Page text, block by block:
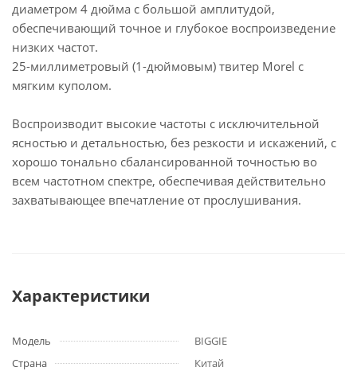
диаметром 4 дюйма с большой амплитудой,
обеспечивающий точное и глубокое воспроизведение
низких частот.
25-миллиметровый (1-дюймовым) твитер Morel с
мягким куполом.
Воспроизводит высокие частоты с исключительной
ясностью и детальностью, без резкости и искажений, с
хорошо тонально сбалансированной точностью во
всем частотном спектре, обеспечивая действительно
захватывающее впечатление от прослушивания.
Характеристики
Модель
BIGGIE
Страна
Китай